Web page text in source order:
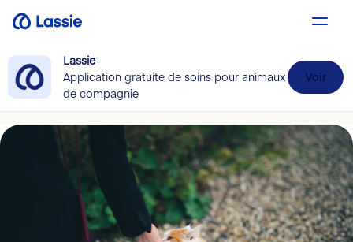
Lassie
Application gratuite de soins pour animaux
de compagnie
Voir